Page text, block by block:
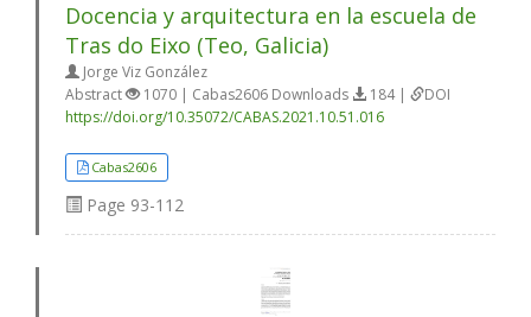
Docencia y arquitectura en la escuela de
Tras do Eixo (Teo, Galicia)
Jorge Viz González
Abstract
1070 | Cabas2606 Downloads 184 |
DOI
https://doi.org/10.35072/CABAS.2021.10.51.016
Cabas2606
Page 93-112